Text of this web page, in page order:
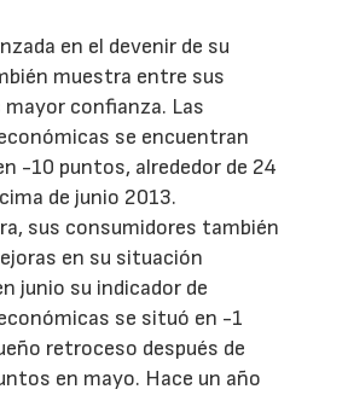
en el devenir de su
muestra entre sus
confianza. Las
se encuentran
-10 puntos, alrededor de 24
de junio 2013.
sus consumidores también
en su situación
junio su indicador de
se situó en -1
retroceso después de
en mayo. Hace un año